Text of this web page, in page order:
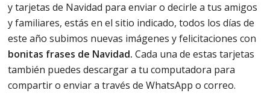
y tarjetas de Navidad para enviar o decirle a tus amigos
y familiares, estás en el sitio indicado, todos los días de
este año subimos nuevas imágenes y felicitaciones con
bonitas frases de Navidad. Cada una de estas tarjetas
también puedes descargar a tu computadora para
compartir o enviar a través de WhatsApp o correo.